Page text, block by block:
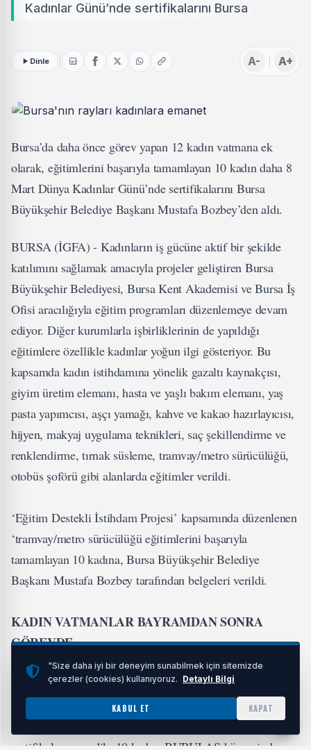
Kadınlar Günü’nde sertifikalarını Bursa
Dinle A- A+
Bursa’da daha önce görev yapan 12 kadın vatmana ek
olarak, eğitimlerini başarıyla tamamlayan 10 kadın daha 8
Mart Dünya Kadınlar Günü’nde sertifikalarını Bursa
Büyükşehir Belediye Başkanı Mustafa Bozbey’den aldı.
BURSA (İGFA) - Kadınların iş gücüne aktif bir şekilde
katılımını sağlamak amacıyla projeler geliştiren Bursa
Büyükşehir Belediyesi, Bursa Kent Akademisi ve Bursa İş
Ofisi aracılığıyla eğitim programları düzenlemeye devam
ediyor. Diğer kurumlarla işbirliklerinin de yapıldığı
eğitimlere özellikle kadınlar yoğun ilgi gösteriyor. Bu
kapsamda kadın istihdamına yönelik gazaltı kaynakçısı,
giyim üretim elemanı, hasta ve yaşlı bakım elemanı, yaş
pasta yapımcısı, aşçı yamağı, kahve ve kakao hazırlayıcısı,
hijyen, makyaj uygulama teknikleri, saç şekillendirme ve
renklendirme, tırnak süsleme, tramvay/metro sürücülüğü,
otobüs şoförü gibi alanlarda eğitimler verildi.
‘Eğitim Destekli İstihdam Projesi’ kapsamında düzenlenen
‘tramvay/metro sürücülüğü eğitimlerini başarıyla
tamamlayan 10 kadına, Bursa Büyükşehir Belediye
Başkanı Mustafa Bozbey tarafından belgeleri verildi.
KADIN VATMANLAR BAYRAMDAN SONRA
GÖREVDE
Bursa Büyükşehir Belediyesi’nin her alanda olduğu gibi
kadın istihdamında da öncü kurumlardan biri olduğunu
belirten Başkan Mustafa Bozbey, “Bursa İş Ofisi
tarafından düzenlenen eğitimleri tamamlayan kadınlara
sertifikalarını verdik. 10 kadın, BURULAŞ bünyesinde
"Size daha iyi bir deneyim sunabilmek için sitemizde
çerezler (cookies) kullanıyoruz. Detaylı Bilgi
KABUL ET KAPAT